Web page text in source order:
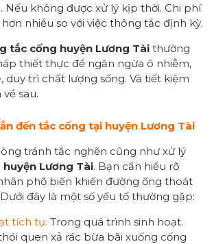
Nếu không được xử lý kịp thời. Chi phí
nhiều so với việc thông tắc định kỳ.
tắc cống huyện Lương Tài thường
thiết thực để ngăn ngừa ô nhiễm,
duy trì chất lượng sống. Và tiết kiệm
sau.
đến tắc cống tại huyện Lương Tài
tránh tắc nghẽn cũng như xử lý
Lương Tài. Bạn cần hiểu rõ
phổ biến khiến đường ống thoát
đây là một số yếu tố thường gặp:
tích tụ: Trong quá trình sinh hoạt.
quen xả rác bừa bãi xuống cống